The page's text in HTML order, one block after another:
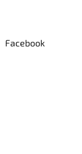
Facebook